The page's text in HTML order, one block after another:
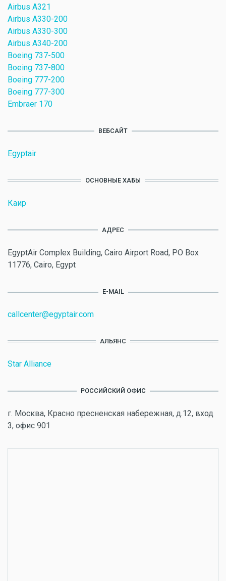
Airbus A321
Airbus A330-200
Airbus A330-300
Airbus A340-200
Boeing 737-500
Boeing 737-800
Boeing 777-200
Boeing 777-300
Embraer 170
ВЕБСАЙТ
Egyptair
ОСНОВНЫЕ ХАБЫ
Каир
АДРЕС
EgyptAir Complex Building, Cairo Airport Road, PO Box
11776, Cairo, Egypt
E-MAIL
callcenter@egyptair.com
АЛЬЯНС
Star Alliance
РОССИЙСКИЙ ОФИС
г. Москва, Красно пресненская набережная, д.12, вход
3, офис 901